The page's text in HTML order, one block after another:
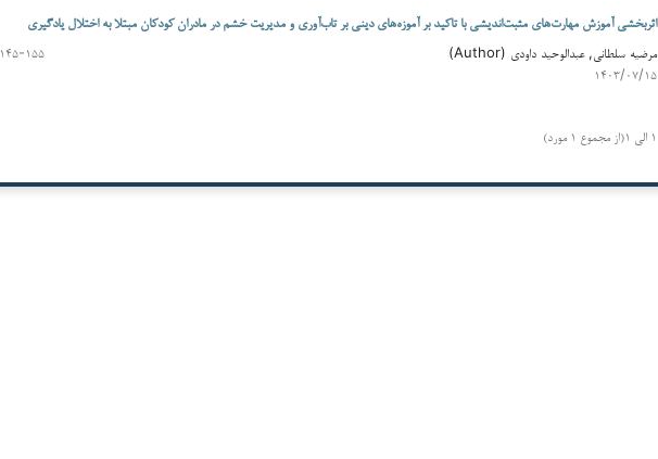
اثربخشی آموزش مهارت‌های مثبت‌اندیشی با تاکید بر آموزه‌های دینی بر تاب‌آوری و مدیریت خشم در مادران کودکان مبتلا به اختلال یادگیری
مرضیه سلطانی, عبدالوحید داودی (Author)
۱۴۵-۱۵۵
۱۴۰۳/۰۷/۱۵
۱ الی ۱(از مجموع ۱ مورد)